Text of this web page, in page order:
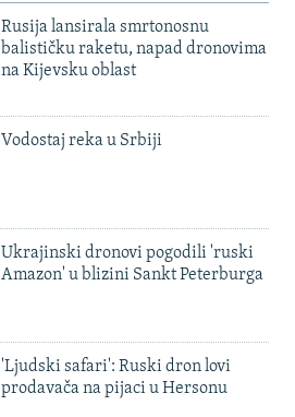
Rusija lansirala smrtonosnu
balističku raketu, napad dronovima
na Kijevsku oblast
Vodostaj reka u Srbiji
Ukrajinski dronovi pogodili 'ruski
Amazon' u blizini Sankt Peterburga
'Ljudski safari': Ruski dron lovi
prodavača na pijaci u Hersonu